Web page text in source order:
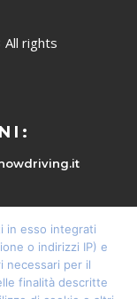
rights
in esso integrati
o indirizzi IP) e
necessari per il
finalità descritte